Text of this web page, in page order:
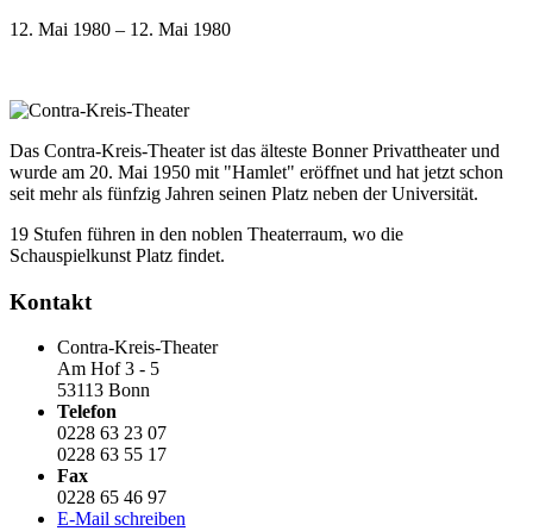
12. Mai 1980 – 12. Mai 1980
Das Contra-Kreis-Theater ist das älteste Bonner Privattheater und
wurde am 20. Mai 1950 mit "Hamlet" eröffnet und hat jetzt schon
seit mehr als fünfzig Jahren seinen Platz neben der Universität.
19 Stufen führen in den noblen Theaterraum, wo die
Schauspielkunst Platz findet.
Kontakt
Contra-Kreis-Theater
Am Hof 3 - 5
53113 Bonn
Telefon
0228 63 23 07
0228 63 55 17
Fax
0228 65 46 97
E-Mail schreiben